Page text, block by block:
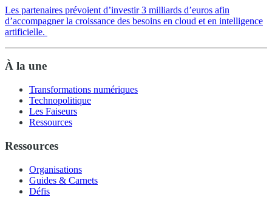
Les partenaires prévoient d’investir 3 milliards d’euros afin
d’accompagner la croissance des besoins en cloud et en intelligence
artificielle.
À la une
Transformations numériques
Technopolitique
Les Faiseurs
Ressources
Ressources
Organisations
Guides & Carnets
Défis